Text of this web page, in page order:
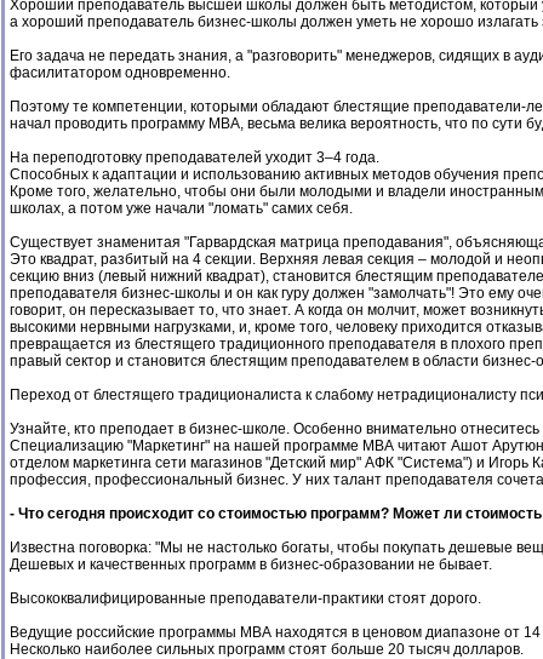
Хороший преподаватель высшей школы должен быть методистом,
а хороший преподаватель бизнес-школы должен уметь не хорошо излагать
Его задача не передать знания, а "разговорить" менеджеров, сидящих в
фасилитатором одновременно.
Поэтому те компетенции, которыми обладают блестящие преподаватели-
начал проводить программу МВА, весьма велика вероятность, что по сути
На переподготовку преподавателей уходит 3–4 года.
Способных к адаптации и использованию активных методов обучения
Кроме того, желательно, чтобы они были молодыми и владели
школах, а потом уже начали "ломать" самих себя.
Существует знаменитая "Гарвардская матрица преподавания",
Это квадрат, разбитый на 4 секции. Верхняя левая секция – молодой и
секцию вниз (левый нижний квадрат), становится блестящим
преподавателя бизнес-школы и он как гуру должен "замолчать"! Это ему
говорит, он пересказывает то, что знает. А когда он молчит, может
высокими нервными нагрузками, и, кроме того, человеку приходится
превращается из блестящего традиционного преподавателя в плохого
правый сектор и становится блестящим преподавателем в области бизнес-
Переход от блестящего традиционалиста к слабому нетрадиционалисту
Узнайте, кто преподает в бизнес-школе. Особенно внимательно
Специализацию "Маркетинг" на нашей программе МВА читают Ашот
отделом маркетинга сети магазинов "Детский мир" АФК "Система") и Игорь
профессия, профессиональный бизнес. У них талант преподавателя
- Что сегодня происходит со стоимостью программ? Может ли
Известна поговорка: "Мы не настолько богаты, чтобы покупать дешевые
Дешевых и качественных программ в бизнес-образовании не бывает.
Высококвалифицированные преподаватели-практики стоят дорого.
Ведущие российские программы МВА находятся в ценовом диапазоне от
Несколько наиболее сильных программ стоят больше 20 тысяч долларов.